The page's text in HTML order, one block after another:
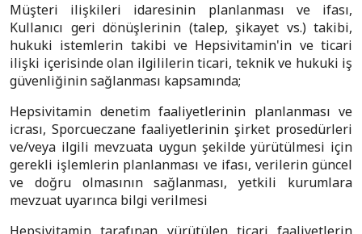
Müşteri ilişkileri idaresinin planlanması ve ifası,
Kullanıcı geri dönüşlerinin (talep, şikayet vs.) takibi,
hukuki istemlerin takibi ve Hepsivitamin'in ve ticari
ilişki içerisinde olan ilgililerin ticari, teknik ve hukuki iş
güvenliğinin sağlanması kapsamında;
Hepsivitamin denetim faaliyetlerinin planlanması ve
icrası, Sporcueczane faaliyetlerinin şirket prosedürleri
ve/veya ilgili mevzuata uygun şekilde yürütülmesi için
gerekli işlemlerin planlanması ve ifası, verilerin güncel
ve doğru olmasının sağlanması, yetkili kurumlara
mevzuat uyarınca bilgi verilmesi